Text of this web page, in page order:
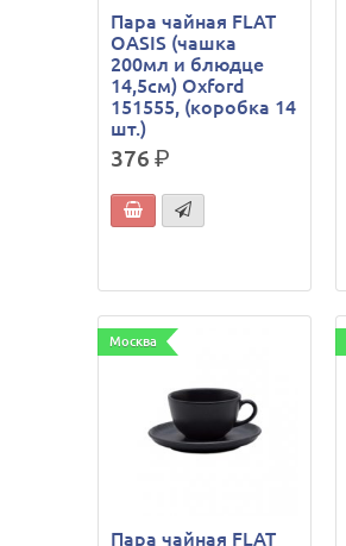
Пара чайная FLAT
OASIS (чашка
200мл и блюдце
14,5см) Oxford
151555, (коробка 14
шт.)
376р.
Москва
Пара чайная FLAT